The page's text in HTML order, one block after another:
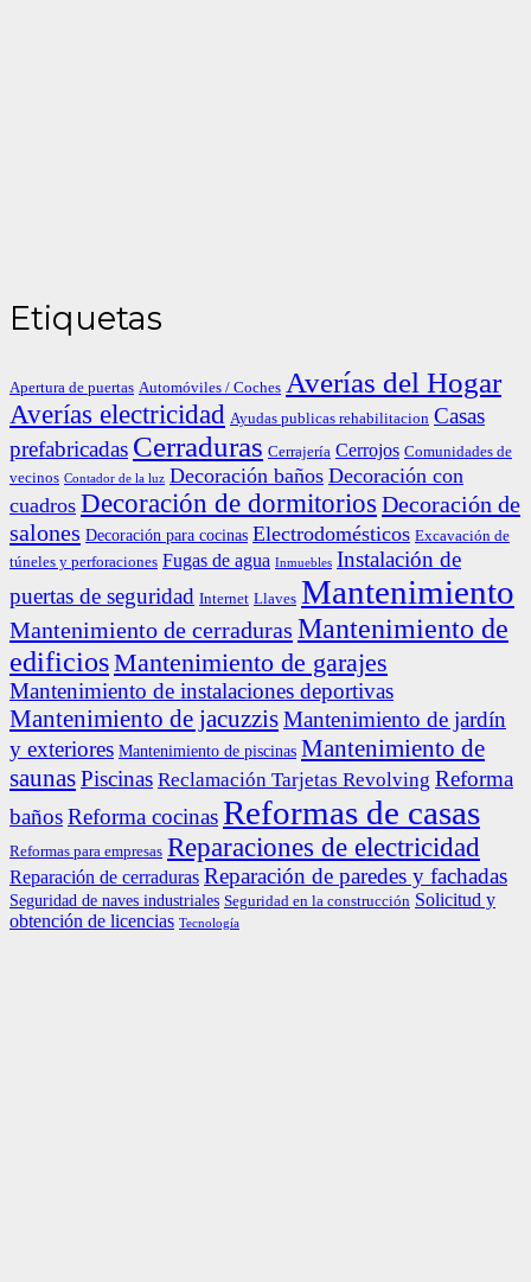
Etiquetas
Apertura de puertas Automóviles / Coches Averías del Hogar
Averías electricidad Ayudas publicas rehabilitacion Casas
prefabricadas Cerraduras Cerrajería Cerrojos Comunidades de
vecinos Contador de la luz Decoración baños Decoración con
cuadros Decoración de dormitorios Decoración de
salones Decoración para cocinas Electrodomésticos Excavación de
túneles y perforaciones Fugas de agua Inmuebles Instalación de
puertas de seguridad Internet Llaves Mantenimiento
Mantenimiento de cerraduras Mantenimiento de
edificiosMantenimiento de garajes
Mantenimiento de instalaciones deportivas
Mantenimiento de jacuzzisMantenimiento de jardín
y exteriores Mantenimiento de piscinas Mantenimiento de
saunasPiscinas Reclamación Tarjetas Revolving Reforma
bañosReforma cocinasReformas de casas
Reformas para empresas Reparaciones de electricidad
Reparación de cerraduras Reparación de paredes y fachadas
Seguridad de naves industriales Seguridad en la construcción Solicitud y
obtención de licencias Tecnología